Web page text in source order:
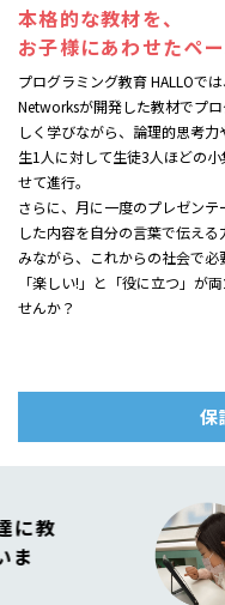
本格的な教材を、
お子様にあわせたペ
プログラミング教育 HALLOで
Networksが開発した教材でプ
しく学びながら、論理的思考
生1人に対して生徒3人ほどの
せて進行。
さらに、月に一度のプレゼン
した内容を自分の言葉で伝え
みながら、これからの社会で必
「楽しい!」と「役に立つ」が
せんか？
保
力が